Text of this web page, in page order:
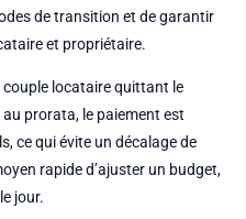
de transition et de garantir
et propriétaire.
couple locataire quittant le
prorata, le paiement est
ce qui évite un décalage de
rapide d’ajuster un budget,
jour.